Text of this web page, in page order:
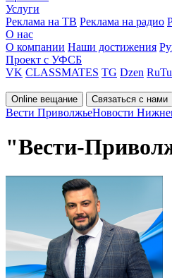
Услуги
Реклама на ТВ Реклама на радио
О нас
О компании Наши достижения
Проект с УФСБ
VK CLASSMATES TG Dzen
Online вещание Связаться с нами
Вести ПриволжьеНовости
"Вести-